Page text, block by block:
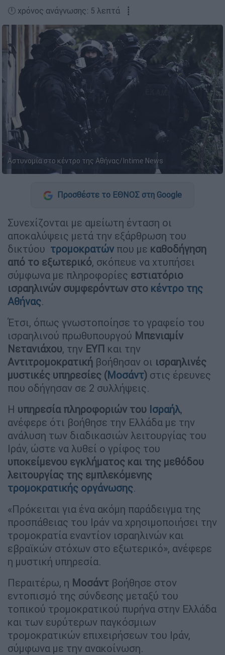
🕛 χρόνος ανάγνωσης: 5 λεπτά ┋
Αστυνομία στο κέντρο της Αθήνας/Intime News
Προσθέστε το ΕΘΝΟΣ στη Google
Συνεχίζονται με αμείωτη ένταση οι
αποκαλύψεις μετά την εξάρθρωση του
δικτύου τρομοκρατών που με καθοδήγηση
από το εξωτερικό, σκόπευε να χτυπήσει
σύμφωνα με πληροφορίες εστιατόριο
ισραηλινών συμφερόντων στο κέντρο της
Αθήνας.
Έτσι, όπως γνωστοποίησε το γραφείο του
ισραηλινού πρωθυπουργού Μπενιαμίν
Νετανιάχου, την ΕΥΠ και την
Αντιτρομοκρατική βοήθησαν οι ισραηλινές
μυστικές υπηρεσίες (Μοσάντ) στις έρευνες
που οδήγησαν σε 2 συλλήψεις.
Η υπηρεσία πληροφοριών του Ισραήλ,
ανέφερε ότι βοήθησε την Ελλάδα με την
ανάλυση των διαδικασιών λειτουργίας του
Ιράν, ώστε να λυθεί ο γρίφος του
υποκείμενου εγκλήματος και της μεθόδου
λειτουργίας της εμπλεκόμενης
τρομοκρατικής οργάνωσης.
«Πρόκειται για ένα ακόμη παράδειγμα της
προσπάθειας του Ιράν να χρησιμοποιήσει την
τρομοκρατία εναντίον ισραηλινών και
εβραϊκών στόχων στο εξωτερικό», ανέφερε
η μυστική υπηρεσία.
Περαιτέρω, η Μοσάντ βοήθησε στον
εντοπισμό της σύνδεσης μεταξύ του
τοπικού τρομοκρατικού πυρήνα στην Ελλάδα
και των ευρύτερων παγκόσμιων
τρομοκρατικών επιχειρήσεων του Ιράν,
σύμφωνα με την ανακοίνωση.